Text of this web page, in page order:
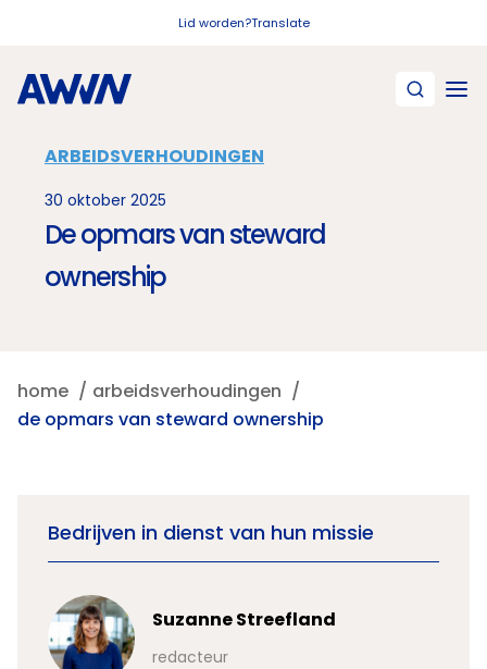
Lid worden?Translate
ARBEIDSVERHOUDINGEN
30 oktober 2025
De opmars van steward
ownership
home
arbeidsverhoudingen
de opmars van steward ownership
Bedrijven in dienst van hun missie
Suzanne Streefland
redacteur